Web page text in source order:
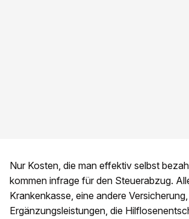
Nur Kosten, die man effektiv selbst
kommen infrage für den Steuerabzug.
Krankenkasse, eine andere
Ergänzungsleistungen, die